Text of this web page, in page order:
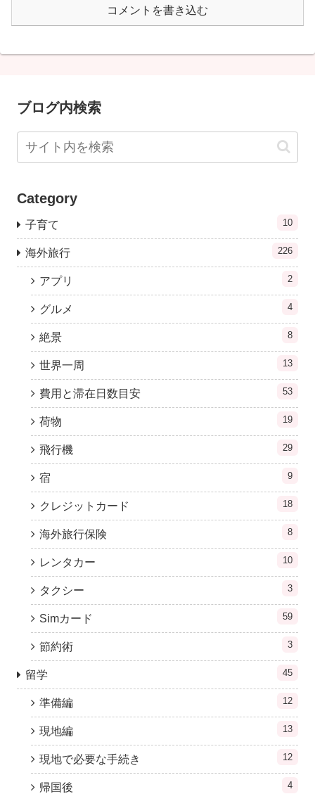
コメントを書き込む
ブログ内検索
Category
子育て 10
海外旅行 226
アプリ 2
グルメ 4
絶景 8
世界一周 13
費用と滞在日数目安 53
荷物 19
飛行機 29
宿 9
クレジットカード 18
海外旅行保険 8
レンタカー 10
タクシー 3
Simカード 59
節約術 3
留学 45
準備編 12
現地編 13
現地で必要な手続き 12
帰国後 4